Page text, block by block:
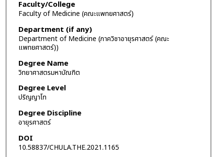
Faculty/College
Faculty of Medicine (คณะแพทยศาสตร์)
Department (if any)
Department of Medicine (ภาควิชาอายุรศาสตร์ (คณะ
แพทยศาสตร์))
Degree Name
วิทยาศาสตรมหาบัณฑิต
Degree Level
ปริญญาโท
Degree Discipline
อายุรศาสตร์
DOI
10.58837/CHULA.THE.2021.1165